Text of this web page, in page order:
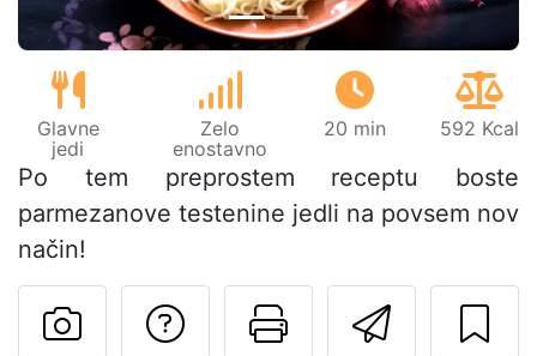
Glavne
jedi
Zelo
enostavno
20 min 592 Kcal
Po tem preprostem receptu boste
parmezanove testenine jedli na povsem nov
način!
Pošlji
Natisni to
Postavite